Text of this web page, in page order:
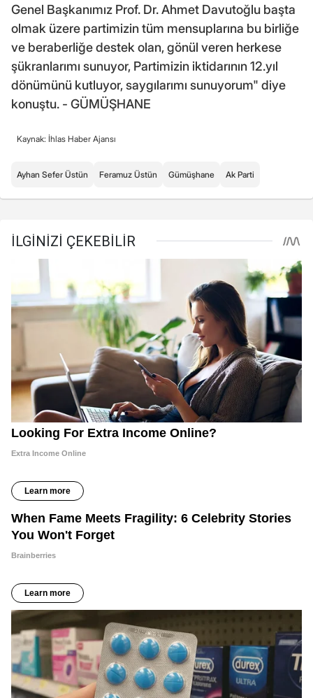
Genel Başkanımız Prof. Dr. Ahmet Davutoğlu başta
olmak üzere partimizin tüm mensuplarına bu birliğe
ve beraberliğe destek olan, gönül veren herkese
şükranlarımı sunuyor, Partimizin iktidarının 12.yıl
dönümünü kutluyor, saygılarımı sunuyorum" diye
konuştu. - GÜMÜŞHANE
Kaynak: İhlas Haber Ajansı
Ayhan Sefer Üstün Feramuz Üstün Gümüşhane Ak Parti